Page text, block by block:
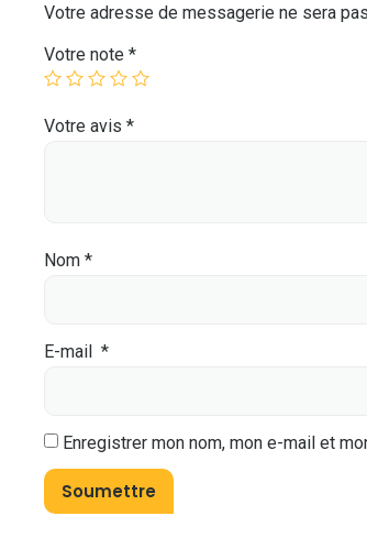
Votre adresse de messagerie ne sera
Votre note *
Votre avis *
Nom *
E-mail *
Enregistrer mon nom, mon e-mail et